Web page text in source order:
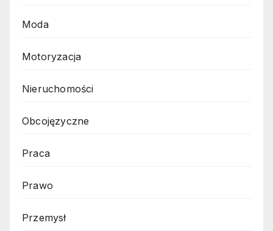
Moda
Motoryzacja
Nieruchomości
Obcojęzyczne
Praca
Prawo
Przemysł